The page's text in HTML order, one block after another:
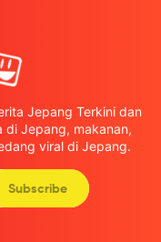
Jepang Terkini dan
di Jepang, makanan,
viral di Jepang.
Subscribe